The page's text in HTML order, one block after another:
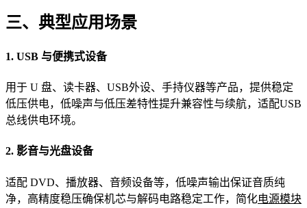
三、典型应用场景
1. USB 与便携式设备
用于 U 盘、读卡器、USB外设、手持仪器等产品，提供稳定
低压供电，低噪声与低压差特性提升兼容性与续航，适配USB
总线供电环境。
2. 影音与光盘设备
适配 DVD、播放器、音频设备等，低噪声输出保证音质纯
净，高精度稳压确保机芯与解码电路稳定工作，简化电源模块